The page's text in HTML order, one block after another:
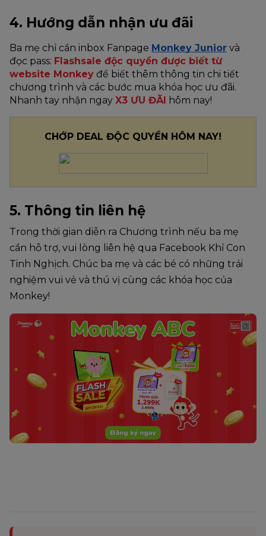
4. Hướng dẫn nhận ưu đãi
Ba mẹ chỉ cần inbox Fanpage Monkey Junior và
đọc pass: Flashsale độc quyền được biết từ
website Monkey để biết thêm thông tin chi tiết
chương trình và các bước mua khóa học ưu đãi.
Nhanh tay nhận ngay X3 ƯU ĐÃI hôm nay!
CHỚP DEAL ĐỘC QUYỀN HÔM NAY!
5. Thông tin liên hệ
Trong thời gian diễn ra Chương trình nếu ba mẹ
cần hỗ trợ, vui lòng liên hệ qua Facebook Khỉ Con
Tinh Nghịch. Chúc ba mẹ và các bé có những trải
nghiệm vui vẻ và thú vị cùng các khóa học của
Monkey!